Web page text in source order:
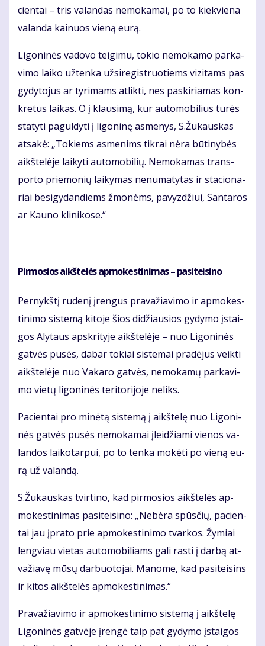
cien­tai – tris va­lan­das ne­mo­ka­mai, po to kiek­vie­na
va­lan­da kai­nuos vie­ną eu­rą.
Li­go­ni­nės va­do­vo tei­gi­mu, to­kio ne­mo­ka­mo par­ka­
vi­mo lai­ko už­ten­ka už­si­re­gist­ruo­tiems vi­zi­tams pas
gy­dy­to­jus ar ty­ri­mams atlikti, nes pa­ski­ria­mas kon­
kre­tus lai­kas. O į klau­si­mą, kur au­to­mo­bi­lius tu­rės
sta­ty­ti pa­gul­dy­ti į li­go­ni­nę as­me­nys, S.Žu­kaus­kas
at­sa­kė: „To­kiems as­me­nims tik­rai nė­ra bū­ti­ny­bės
aikš­te­lė­je lai­ky­ti au­to­mo­bi­lių. Ne­mo­ka­mas trans­
por­to prie­mo­nių lai­ky­mas ne­nu­ma­ty­tas ir sta­cio­na­
riai be­si­gy­dan­diems žmo­nėms, pa­vyz­džiui, San­ta­ros
ar Kau­no kli­ni­ko­se.“
Pir­mo­sios aikš­te­lės ap­mo­kes­ti­ni­mas – pa­si­tei­si­no
Per­nykš­tį ru­de­nį įreng­us pra­va­žia­vi­mo ir ap­mo­kes­
ti­ni­mo sis­te­mą ki­to­je šios di­džiau­sios gy­dy­mo įstai­
gos Aly­taus ap­skri­ty­je aikš­te­lė­je – nuo Li­go­ni­nės
gat­vės pu­sės, da­bar to­kiai sis­te­mai pra­dė­jus veik­ti
aikš­te­lė­je nuo Va­ka­ro gat­vės, ne­mo­ka­mų par­ka­vi­
mo vie­tų li­go­ni­nės te­ri­to­ri­jo­je ne­li­ks.
Pa­cien­tai pro mi­nė­tą sis­te­mą į aikš­te­lę nuo Li­go­ni­
nės gat­vės pu­sės ne­mo­ka­mai įlei­džia­mi vie­nos va­
lan­dos lai­ko­tar­pui, po to ten­ka mo­kė­ti po vie­ną eu­
rą už va­lan­dą.
S.Žu­kaus­kas tvir­ti­no, kad pir­mo­sios aikš­te­lės ap­
mo­kes­ti­ni­mas pa­si­tei­si­no: „Ne­bė­ra spūs­čių, pa­cien­
tai jau įpra­to prie ap­mo­kes­ti­ni­mo tvar­kos. Žy­miai
leng­viau vie­tas au­to­mo­bi­liams ga­li ras­ti į dar­bą at­
va­žia­vę mū­sų dar­buo­to­jai. Ma­no­me, kad pa­si­tei­sins
ir ki­tos aikš­te­lės ap­mo­kes­ti­ni­mas.“
Pra­va­žia­vi­mo ir ap­mo­kes­ti­ni­mo sis­te­mą į aikš­te­lę
Li­go­ni­nės gat­vė­je įren­gė taip pat gy­dy­mo įstai­gos